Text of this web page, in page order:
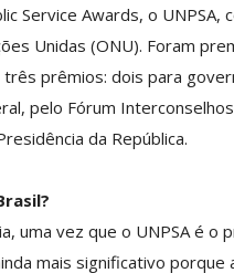
Service Awards, o UNPSA,
Unidas (ONU). Foram
prêmios: dois para
pelo Fórum
da República.
uma vez que o UNPSA é o
mais significativo porque